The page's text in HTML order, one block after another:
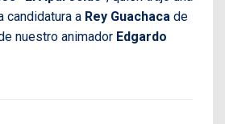
candidatura a Rey Guachaca de
nuestro animador Edgardo